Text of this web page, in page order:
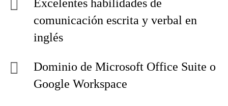
Excelentes habilidades de
comunicación escrita y verbal en
inglés
Dominio de Microsoft Office Suite o
Google Workspace